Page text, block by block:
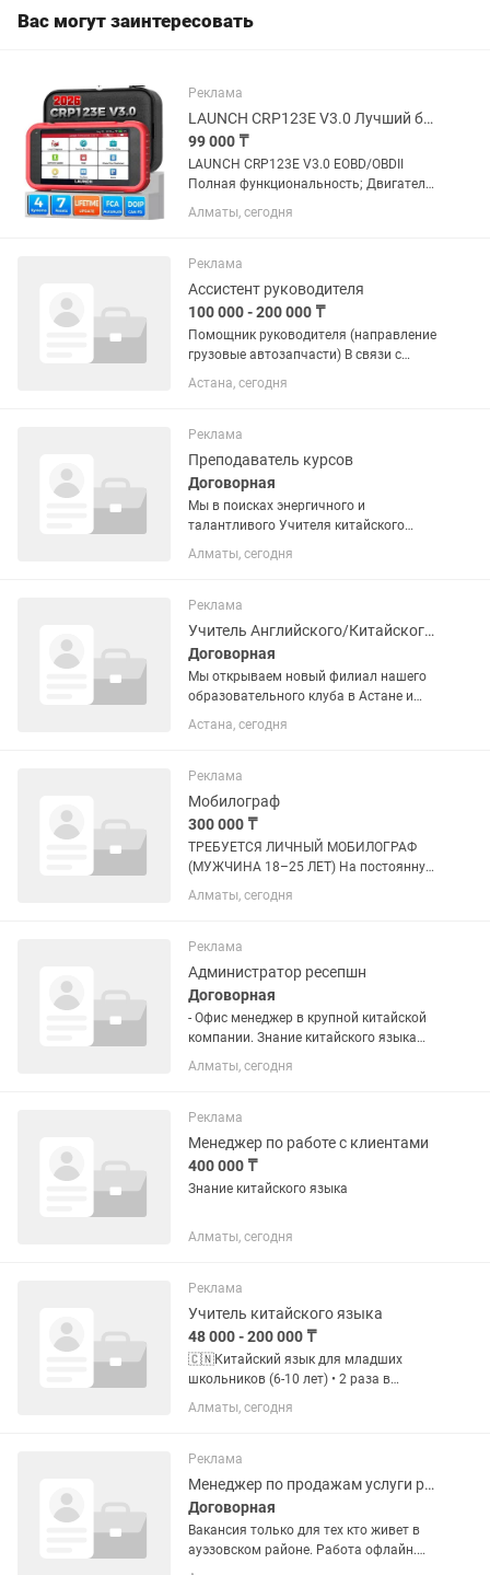
Вас могут заинтересовать
Реклама
LAUNCH CRP123E V3.0 Лучший бюджетный сканер. 2026 год.
99 000 ₸
LAUNCH CRP123E V3.0 EOBD/OBDII
Полная функциональность; Двигатель,
ABS, трансмиссия, базовая
диагностика подушки безопасности.
языке; Сканер универсален для всего...
Алматы, сегодня
Реклама
Ассистент руководителя
100 000 - 200 000 ₸
Помощник руководителя (направление
грузовые автозапчасти) В связи с
развитием компании приглашаем в
команду помощника руководителя по
грузовой техники (в первую...
Астана, сегодня
Реклама
Преподаватель курсов
Договорная
Мы в поисках энергичного и
талантливого Учителя китайского
языка, который любит преподавать,
умеет увлечь учеников и хочет
образовательным центром! Чем
предстоит...
Алматы, сегодня
Реклама
Учитель Английского/Китайского/Итальянского/Корейского
Договорная
Мы открываем новый филиал нашего
образовательного клуба в Астане и
приглашаем в команду преподавателя
с отличным знанием языка Важно:
формирования учебных групп,
поэтому...
Астана, сегодня
Реклама
Мобилограф
300 000 ₸
ТРЕБУЕТСЯ ЛИЧНЫЙ МОБИЛОГРАФ
(МУЖЧИНА 18–25 ЛЕТ) На постоянную
работу Локация: Алматы Ищем
мобилографа с собственным дроном,
делать современный монтаж и
создавать...
Алматы, сегодня
Реклама
Администратор ресепшн
Договорная
- Офис менеджер в крупной китайской
компании. Знание китайского языка
будет преимуществом, но не
обязательный критерий. Английский
Алматы, сегодня
Реклама
Менеджер по работе с клиентами
400 000 ₸
Знание китайского языка
Алматы, сегодня
Реклама
Учитель китайского языка
48 000 - 200 000 ₸
🇨🇳Китайский язык для младших
школьников (6-10 лет) • 2 раза в
неделю по 60 минут (утром или
вечером) или • Только по субботам 90
9 000 тг за 90...
Алматы, сегодня
Реклама
Менеджер по продажам услуги русификации китайских авто и обучения
Договорная
Вакансия только для тех кто живет в
ауэзовском районе. Работа офлайн.
Менеджер по продажам в проект по